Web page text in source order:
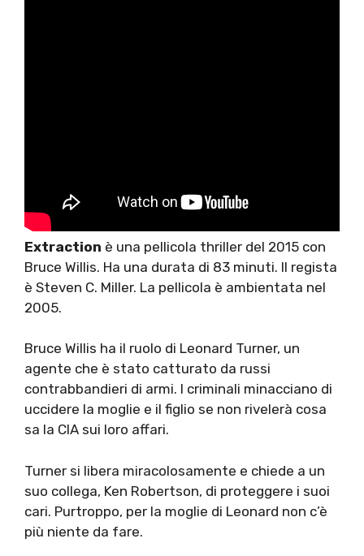
Extraction è una pellicola thriller del 2015 con
Bruce Willis. Ha una durata di 83 minuti. Il regista
è Steven C. Miller. La pellicola è ambientata nel
2005.
Bruce Willis ha il ruolo di Leonard Turner, un
agente che è stato catturato da russi
contrabbandieri di armi. I criminali minacciano di
uccidere la moglie e il figlio se non rivelerà cosa
sa la CIA sui loro affari.
Turner si libera miracolosamente e chiede a un
suo collega, Ken Robertson, di proteggere i suoi
cari. Purtroppo, per la moglie di Leonard non c’è
più niente da fare.